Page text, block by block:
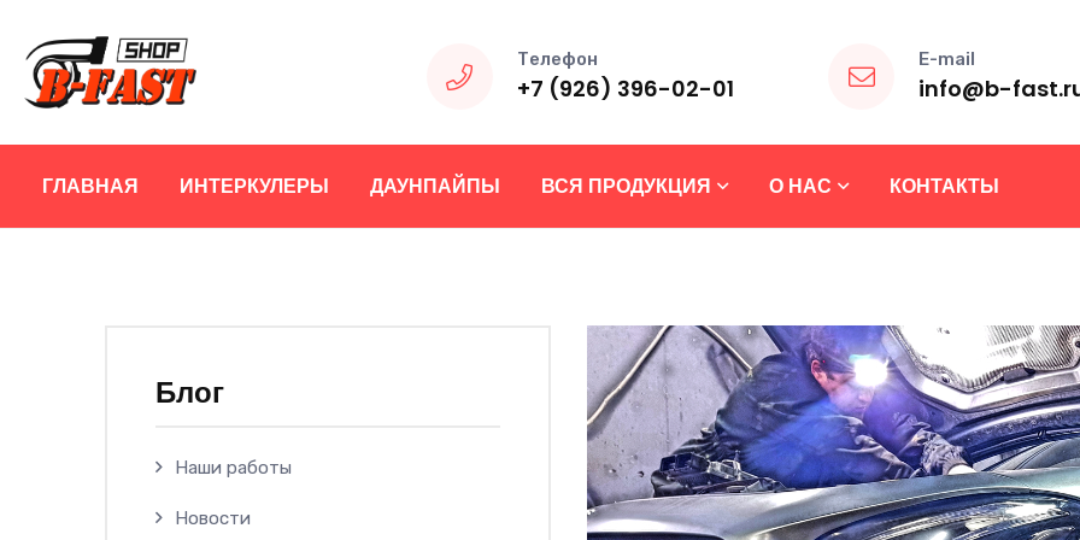
Телефон
+7 (926) 396-02-01
E-mail
info@b-
ГЛАВНАЯ ИНТЕРКУЛЕРЫ ДАУНПАЙПЫ ВСЯ ПРОДУКЦИЯ О НАС КОНТАКТЫ
Блог
Наши работы
Новости